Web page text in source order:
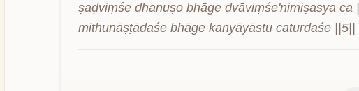
ṣaḍviṃśe dhanuṣo bhāge dvāviṃśe'nimiṣasya ca |
mithunāṣṭādaśe bhāge kanyāyāstu caturdaśe ||5||